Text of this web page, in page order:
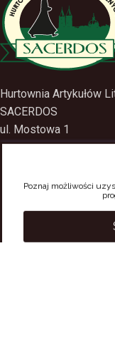
Hurtownia Artykułów
SACERDOS
ul. Mostowa 1
09-402 Płock
tel.kom.501-384-314
PRZYDATNE LINKI
Polityka Prywatności
Poznaj możliwości